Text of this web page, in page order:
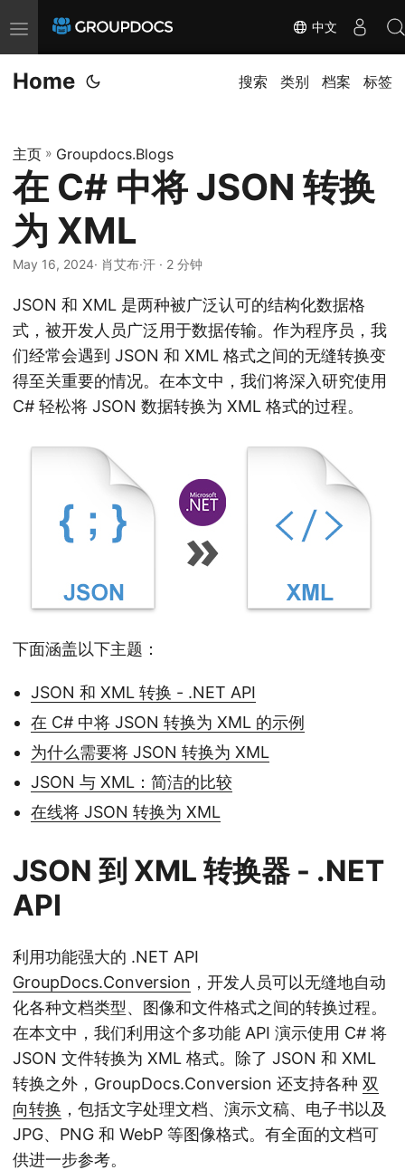
T
o
g
e
n
a
v
i
a
t
i
o
n
中文
Home 搜索 类别 档案 标签
主页 » Groupdocs.Blogs
在 C# 中将 JSON 转换
为 XML
May 16, 2024· 肖艾布·汗 · 2 分钟
JSON 和 XML 是两种被广泛认可的结构化数据格
式，被开发人员广泛用于数据传输。作为程序员，我
们经常会遇到 JSON 和 XML 格式之间的无缝转换变
得至关重要的情况。在本文中，我们将深入研究使用
C# 轻松将 JSON 数据转换为 XML 格式的过程。
下面涵盖以下主题：
JSON 和 XML 转换 - .NET API
在 C# 中将 JSON 转换为 XML 的示例
为什么需要将 JSON 转换为 XML
JSON 与 XML：简洁的比较
在线将 JSON 转换为 XML
JSON 到 XML 转换器 - .NET
API
利用功能强大的 .NET API
GroupDocs.Conversion ，开发人员可以无缝地自动
化各种文档类型、图像和文件格式之间的转换过程。
在本文中，我们利用这个多功能 API 演示使用 C# 将
JSON 文件转换为 XML 格式。除了 JSON 和 XML
转换之外，GroupDocs.Conversion 还支持各种 双
向转换 ，包括文字处理文档、演示文稿、电子书以及
JPG、PNG 和 WebP 等图像格式。有全面的文档可
供进一步参考。